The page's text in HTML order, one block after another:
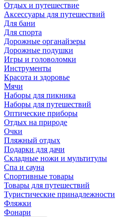
Отдых и путешествие
Аксессуары для путешествий
Для бани
Для спорта
Дорожные органайзеры
Дорожные подушки
Игры и головоломки
Инструменты
Красота и здоровье
Мячи
Наборы для пикника
Наборы для путешествий
Оптические приборы
Отдых на природе
Очки
Пляжный отдых
Подарки для дачи
Складные ножи и мультитулы
Спа и сауна
Спортивные товары
Товары для путешествий
Туристические принадлежности
Фляжки
Фонари